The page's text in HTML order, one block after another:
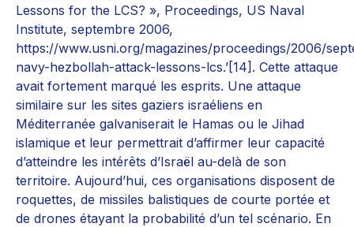
Lessons for the LCS? », Proceedings, US Naval
Institute, septembre 2006,
https://www.usni.org/magazines/proceedings/2006/
navy-hezbollah-attack-lessons-lcs.’[14]. Cette attaque
avait fortement marqué les esprits. Une attaque
similaire sur les sites gaziers israéliens en
Méditerranée galvaniserait le Hamas ou le Jihad
islamique et leur permettrait d’affirmer leur capacité
d’atteindre les intérêts d’Israël au-delà de son
territoire. Aujourd’hui, ces organisations disposent de
roquettes, de missiles balistiques de courte portée et
de drones étayant la probabilité d’un tel scénario. En